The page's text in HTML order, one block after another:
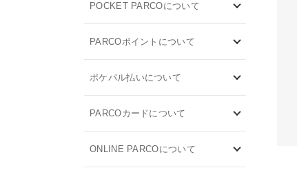
POCKET PARCOについて
PARCOポイントについて
ポケパル払いについて
PARCOカードについて
ONLINE PARCOについて